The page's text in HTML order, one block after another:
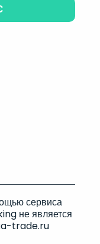
сервиса
не является
trade.ru